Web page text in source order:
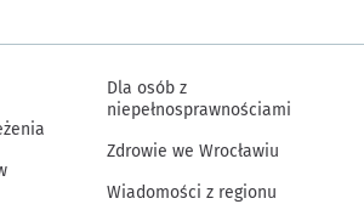
Dla osób z
niepełnosprawnościami
Zdrowie we Wrocławiu
Wiadomości z regionu